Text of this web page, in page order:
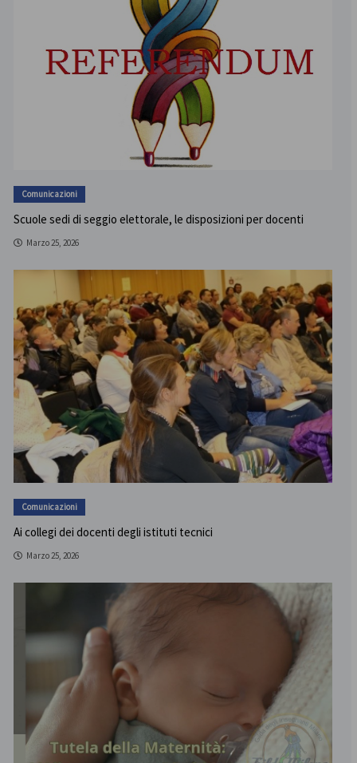
Comunicazioni
Scuole sedi di seggio elettorale, le disposizioni per docenti
Marzo 25, 2026
Comunicazioni
Ai collegi dei docenti degli istituti tecnici
Marzo 25, 2026